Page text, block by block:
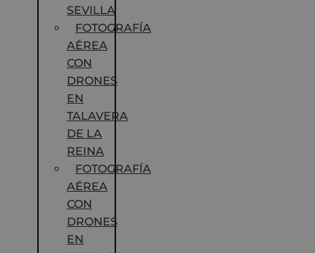
SEVILLA
FOTOGRAFÍA
AÉREA
CON
DRONES
EN
TALAVERA
DE LA
REINA
FOTOGRAFÍA
AÉREA
CON
DRONES
EN